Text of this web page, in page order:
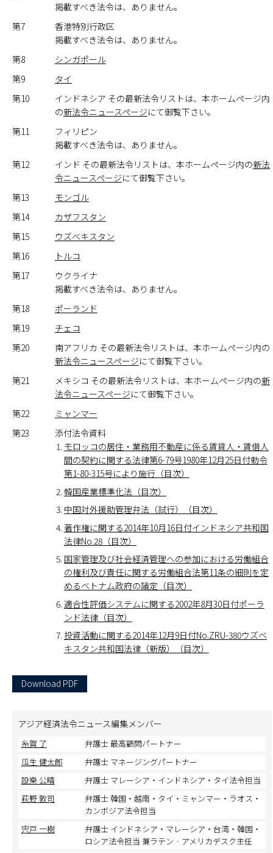
掲載すべき法令は、ありません。
第7
香港特別行政区
掲載すべき法令は、ありません。
第8
シンガポール
第9
タイ
第10
インドネシア その最新法令リストは、本ホームページ内
の新法令ニュースページにて御覧下さい。
第11
フィリピン
掲載すべき法令は、ありません。
第12
インド その最新法令リストは、本ホームページ内の新法
令ニュースページにて御覧下さい。
第13
モンゴル
第14
カザフスタン
第15
ウズベキスタン
第16
トルコ
第17
ウクライナ
掲載すべき法令は、ありません。
第18
ポーランド
第19
チェコ
第20
南アフリカ その最新法令リストは、本ホームページ内の
新法令ニュースページにて御覧下さい。
第21
メキシコ その最新法令リストは、本ホームページ内の新
法令ニュースページにて御覧下さい。
第22
ミャンマー
第23
添付法令資料
モロッコの居住・業務用不動産に係る賃貸人・賃借人
間の契約に関する法律第6-79号1980年12月25日付勅令
第1-80-315号により施行（目次）
韓国産業標準化法（目次）
中国対外援助管理弁法（試行）（目次）
著作権に関する2014年10月16日付インドネシア共和国
法律No.28（目次）
国家管理及び社会経済管理への参加における労働組合
の権利及び責任に関する労働組合法第11条の細則を定
めるベトナム政府の議定（目次）
適合性評価システムに関する2002年8月30日付ポーラ
ンド法律（目次）
投資活動に関する2014年12月9日付No.ZRU-380ウズベ
キスタン共和国法律（新版）（目次）
Download PDF
アジア経済法令ニュース編集メンバー
糸賀 了
弁護士 最高顧問パートナー
瓜生 健太郎
弁護士 マネージングパートナー
設樂 公晴
弁護士 マレーシア・インドネシア・タイ法令担当
萩野 敦司
弁護士 韓国・越南・タイ・ミャンマー・ラオス・
カンボジア法令担当
宍戸 一樹
弁護士 インドネシア・マレーシア・台湾・韓国・
ロシア法令担当 兼ラテン‐アメリカデスク主任